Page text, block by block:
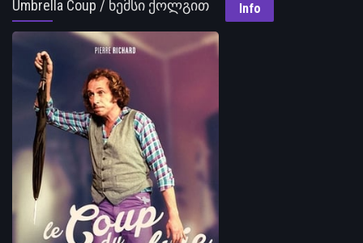
Umbrella Coup / ნემსი ქოლგით Info